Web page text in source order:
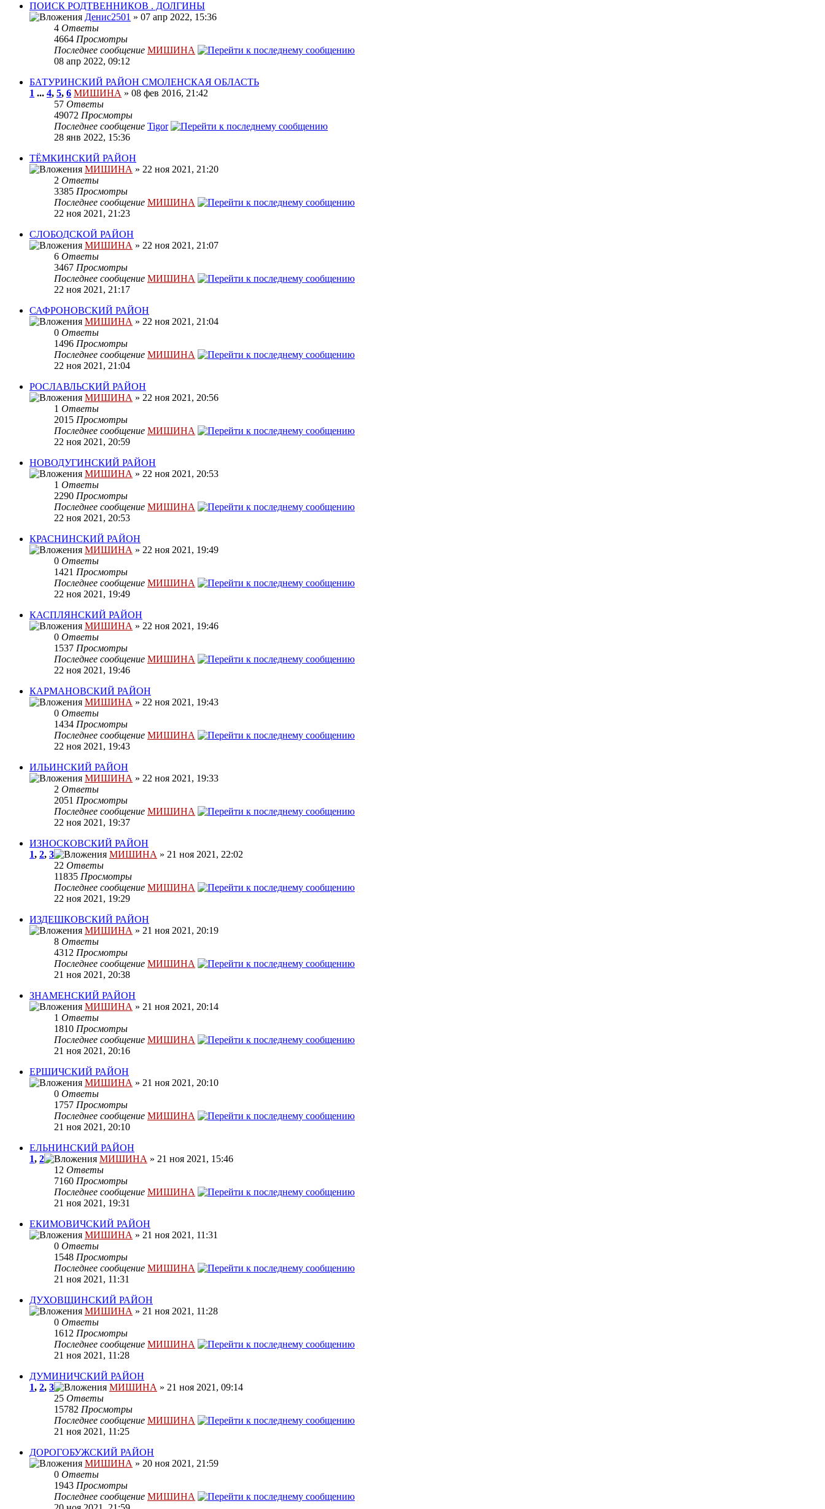
ПОИСК РОДТВЕННИКОВ . ДОЛГИНЫ
Денис2501 » 07 апр 2022, 15:36
4 Ответы
4664 Просмотры
Последнее сообщение МИШИНА
08 апр 2022, 09:12
БАТУРИНСКИЙ РАЙОН СМОЛЕНСКАЯ ОБЛАСТЬ
1 ... 4, 5, 6 МИШИНА » 08 фев 2016, 21:42
57 Ответы
49072 Просмотры
Последнее сообщение Tigor
28 янв 2022, 15:36
ТЁМКИНСКИЙ РАЙОН
МИШИНА » 22 ноя 2021, 21:20
2 Ответы
3385 Просмотры
Последнее сообщение МИШИНА
22 ноя 2021, 21:23
СЛОБОДСКОЙ РАЙОН
МИШИНА » 22 ноя 2021, 21:07
6 Ответы
3467 Просмотры
Последнее сообщение МИШИНА
22 ноя 2021, 21:17
САФРОНОВСКИЙ РАЙОН
МИШИНА » 22 ноя 2021, 21:04
0 Ответы
1496 Просмотры
Последнее сообщение МИШИНА
22 ноя 2021, 21:04
РОСЛАВЛЬСКИЙ РАЙОН
МИШИНА » 22 ноя 2021, 20:56
1 Ответы
2015 Просмотры
Последнее сообщение МИШИНА
22 ноя 2021, 20:59
НОВОДУГИНСКИЙ РАЙОН
МИШИНА » 22 ноя 2021, 20:53
1 Ответы
2290 Просмотры
Последнее сообщение МИШИНА
22 ноя 2021, 20:53
КРАСНИНСКИЙ РАЙОН
МИШИНА » 22 ноя 2021, 19:49
0 Ответы
1421 Просмотры
Последнее сообщение МИШИНА
22 ноя 2021, 19:49
КАСПЛЯНСКИЙ РАЙОН
МИШИНА » 22 ноя 2021, 19:46
0 Ответы
1537 Просмотры
Последнее сообщение МИШИНА
22 ноя 2021, 19:46
КАРМАНОВСКИЙ РАЙОН
МИШИНА » 22 ноя 2021, 19:43
0 Ответы
1434 Просмотры
Последнее сообщение МИШИНА
22 ноя 2021, 19:43
ИЛЬИНСКИЙ РАЙОН
МИШИНА » 22 ноя 2021, 19:33
2 Ответы
2051 Просмотры
Последнее сообщение МИШИНА
22 ноя 2021, 19:37
ИЗНОСКОВСКИЙ РАЙОН
1, 2, 3 МИШИНА » 21 ноя 2021, 22:02
22 Ответы
11835 Просмотры
Последнее сообщение МИШИНА
22 ноя 2021, 19:29
ИЗДЕШКОВСКИЙ РАЙОН
МИШИНА » 21 ноя 2021, 20:19
8 Ответы
4312 Просмотры
Последнее сообщение МИШИНА
21 ноя 2021, 20:38
ЗНАМЕНСКИЙ РАЙОН
МИШИНА » 21 ноя 2021, 20:14
1 Ответы
1810 Просмотры
Последнее сообщение МИШИНА
21 ноя 2021, 20:16
ЕРШИЧСКИЙ РАЙОН
МИШИНА » 21 ноя 2021, 20:10
0 Ответы
1757 Просмотры
Последнее сообщение МИШИНА
21 ноя 2021, 20:10
ЕЛЬНИНСКИЙ РАЙОН
1, 2 МИШИНА » 21 ноя 2021, 15:46
12 Ответы
7160 Просмотры
Последнее сообщение МИШИНА
21 ноя 2021, 19:31
ЕКИМОВИЧСКИЙ РАЙОН
МИШИНА » 21 ноя 2021, 11:31
0 Ответы
1548 Просмотры
Последнее сообщение МИШИНА
21 ноя 2021, 11:31
ДУХОВЩИНСКИЙ РАЙОН
МИШИНА » 21 ноя 2021, 11:28
0 Ответы
1612 Просмотры
Последнее сообщение МИШИНА
21 ноя 2021, 11:28
ДУМИНИЧСКИЙ РАЙОН
1, 2, 3 МИШИНА » 21 ноя 2021, 09:14
25 Ответы
15782 Просмотры
Последнее сообщение МИШИНА
21 ноя 2021, 11:25
ДОРОГОБУЖСКИЙ РАЙОН
МИШИНА » 20 ноя 2021, 21:59
0 Ответы
1943 Просмотры
Последнее сообщение МИШИНА